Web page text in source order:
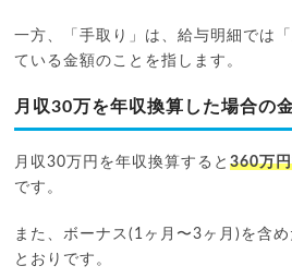
一方、「手取り」は、給与明細では
ている金額のことを指します。
月収30万を年収換算した場合の
月収30万円を年収換算すると 360万
です。
また、ボーナス(1ヶ月〜3ヶ月)を含
とおりです。